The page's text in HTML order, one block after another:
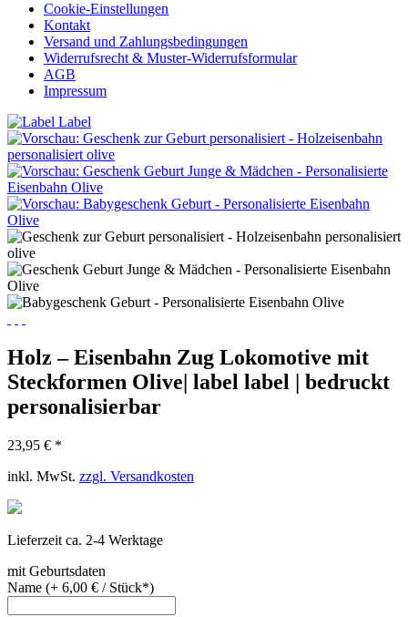
Cookie-Einstellungen
Kontakt
Versand und Zahlungsbedingungen
Widerrufsrecht & Muster-Widerrufsformular
AGB
Impressum
Holz – Eisenbahn Zug Lokomotive mit
Steckformen Olive| label label | bedruckt
personalisierbar
23,95 € *
inkl. MwSt. zzgl. Versandkosten
Lieferzeit ca. 2-4 Werktage
mit Geburtsdaten
Name (+ 6,00 € / Stück*)